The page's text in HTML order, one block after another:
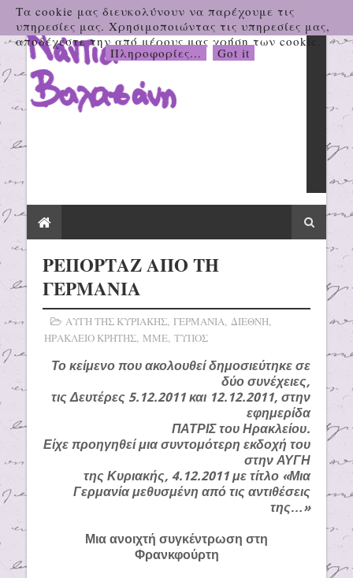
ΡΕΠΟΡΤΑΖ ΑΠΟ ΤΗ
ΓΕΡΜΑΝΙΑ
ΑΥΓΗ ΤΗΣ ΚΥΡΙΑΚΗΣ, ΓΕΡΜΑΝΙΑ, ΔΙΕΘΝΗ,
ΗΡΑΚΛΕΙΟ ΚΡΗΤΗΣ, ΜΜΕ, ΤΥΠΟΣ
Το κείμενο που ακολουθεί δημοσιεύτηκε σε
δύο συνέχειες,
τις Δευτέρες 5.12.2011 και 12.12.2011, στην
εφημερίδα
ΠΑΤΡΙΣ του Ηρακλείου.
Είχε προηγηθεί μια συντομότερη εκδοχή του
στην ΑΥΓΗ
της Κυριακής, 4.12.2011 με τίτλο «Μια
Γερμανία μεθυσμένη από τις αντιθέσεις
της…»
Μια ανοιχτή συγκέντρωση στη
Φρανκφούρτη
Τα cookie μας διευκολύνουν να παρέχουμε τις
υπηρεσίες μας. Χρησιμοποιώντας τις υπηρεσίες μας,
αποδέχεστε την από μέρους μας χρήση των cookie.
Πληροφορίες... Got it